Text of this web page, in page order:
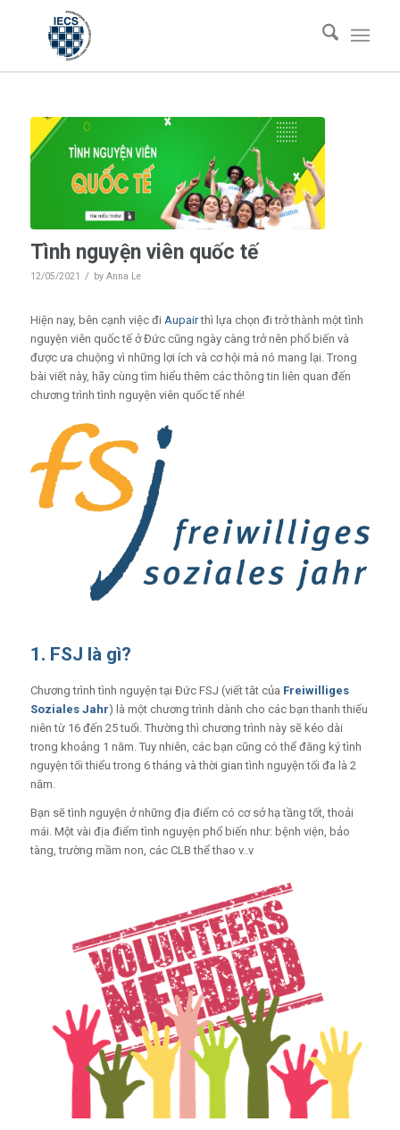
Tình nguyện viên quốc tế
12/05/2021 / by Anna Le
Hiện nay, bên cạnh việc đi Aupairthì lựa chọn đi trở thành một tình
nguyện viên quốc tế ở Đức cũng ngày càng trở nên phổ biến và
được ưa chuộng vì những lợi ích và cơ hội mà nó mang lại. Trong
bài viết này, hãy cùng tìm hiểu thêm các thông tin liên quan đến
chương trình tình nguyện viên quốc tế nhé!
1. FSJ là gì?
Chương trình tình nguyện tại Đức FSJ (viết tắt của Freiwilliges
Soziales Jahr) là một chương trình dành cho các bạn thanh thiếu
niên từ 16 đến 25 tuổi. Thường thì chương trình này sẽ kéo dài
trong khoảng 1 năm. Tuy nhiên, các bạn cũng có thể đăng ký tình
nguyện tối thiểu trong 6 tháng và thời gian tình nguyện tối đa là 2
năm.
Bạn sẽ tình nguyện ở những địa điểm có cơ sở hạ tầng tốt, thoải
mái. Một vài địa điểm tình nguyện phổ biến như: bệnh viện, bảo
tàng, trường mầm non, các CLB thể thao v..v